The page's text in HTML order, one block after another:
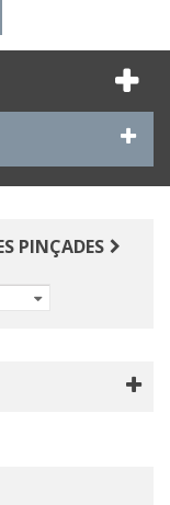
PINÇADES